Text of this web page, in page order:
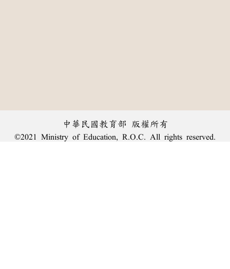
中華民國教育部 版權所有
©2021 Ministry of Education, R.O.C. All rights reserved.